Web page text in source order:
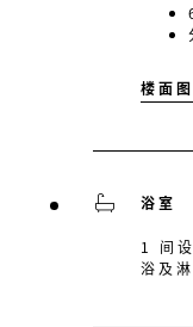
楼面图
浴室
1 间
浴及